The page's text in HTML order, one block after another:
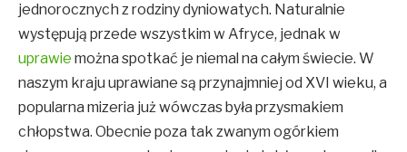
jednorocznych z rodziny dyniowatych. Naturalnie
występują przede wszystkim w Afryce, jednak w
uprawie można spotkać je niemal na całym świecie. W
naszym kraju uprawiane są przynajmniej od XVI wieku, a
popularna mizeria już wówczas była przysmakiem
chłopstwa. Obecnie poza tak zwanym ogórkiem